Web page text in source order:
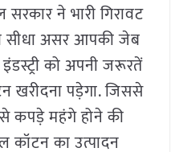
ने भारी गिरावट
सीधा असर आपकी जेब
को अपनी जरूरतें
खरीदना पड़ेगा. जिससे
कपड़े महंगे होने की
कॉटन का उत्पादन